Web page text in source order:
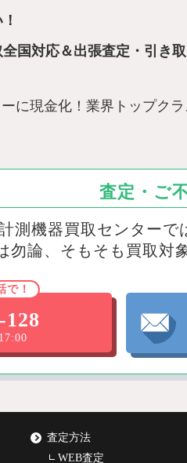
国対応＆出張査定・引き取
に現金化！業界トップク
査定・ご
測機器買取センターで
勿論、そもそも買取対
で！
128
査定方法
WEB査定